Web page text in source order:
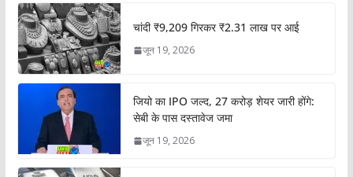
चांदी ₹9,209 गिरकर ₹2.31 लाख पर आई
जून 19, 2026
जियो का IPO जल्द, 27 करोड़ शेयर जारी होंगे:
सेबी के पास दस्तावेज जमा
जून 19, 2026